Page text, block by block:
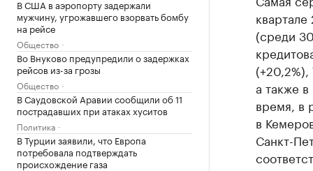
В США в аэропорту задержали
мужчину, угрожавшего взорвать бомбу
на рейсе
Общество
Во Внуково предупредили о задержках
рейсов из-за грозы
Общество
В Саудовской Аравии сообщили об 11
пострадавших при атаках хуситов
Политика
В Турции заявили, что Европа
потребовала подтверждать
происхождение газа
(среди
(+20,2%),
а также
время, в
в
Санкт-